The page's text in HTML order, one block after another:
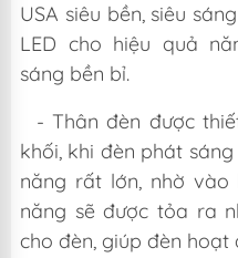
USA siêu bền, siêu
LED cho hiệu quả
sáng bền bỉ.
- Thân đèn được
khối, khi đèn phát
năng rất lớn, nhờ vào
năng sẽ được tỏa ra
cho đèn, giúp đèn hoạt